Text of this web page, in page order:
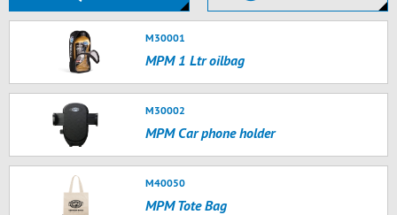
M30001
MPM 1 Ltr oilbag
M30002
MPM Car phone holder
M40050
MPM Tote Bag